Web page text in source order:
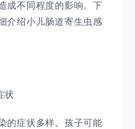
成不同程度的影响。下
介绍小儿肠道寄生虫感
状
的症状多样。孩子可能